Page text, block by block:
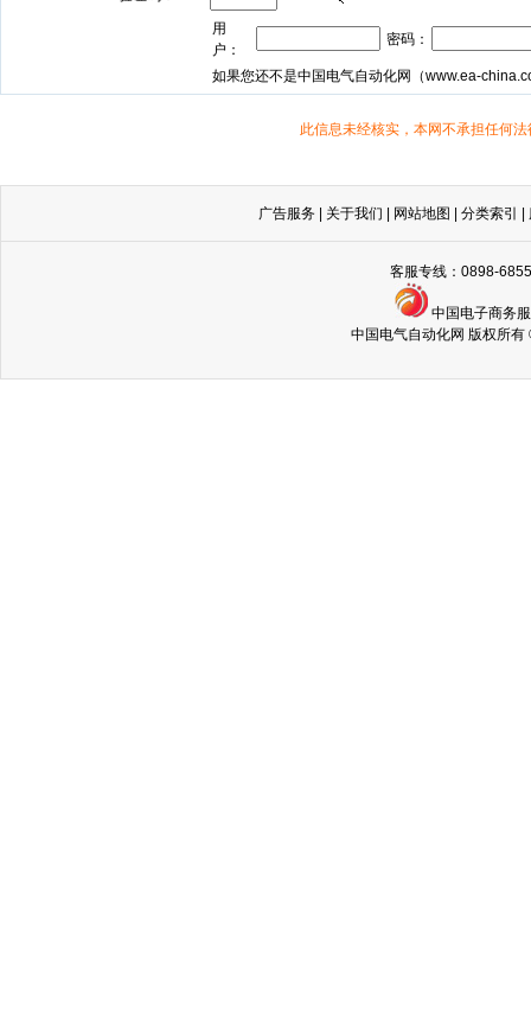
用
户：
密码：
如果您还不是中国电气自动化网（www.ea-
此信息未经核实，本网不承担任何
广告服务 关于我们 网站地图 分类索引
客服专线：0898-
中国电子商务
中国电气自动化网 版权所